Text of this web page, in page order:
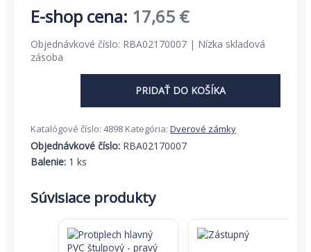
Pôvodná
cena
27,16 €.
17,65 €Aktuálna
cena
17,65 €.
Objednávkové číslo: RBA02170007 | Nízka skladová
zásoba
30/24
-
krátka
PRIDAŤ DO KOŠÍKA
Katalógové číslo: 4898 Kategória: Dverové zámky
Objednávkové číslo: RBA02170007
Balenie: 1 ks
Súvisiace produkty